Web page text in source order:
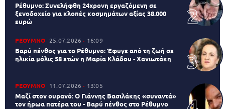
Ρέθυμνο: Συνελήφθη 24χρονη εργαζόμενη σε
ξενοδοχείο για κλοπές κοσμημάτων αξίας 38.000
ευρώ
ΡΕΘΥΜΝΟ 25.07.2026 16:09
Βαρύ πένθος για το Ρέθυμνο: Έφυγε από τη ζωή σε
ηλικία μόλις 58 ετών η Μαρία Κλάδου - Χανιωτάκη
ΡΕΘΥΜΝΟ 11.07.2026 13:05
Μαζί στον ουρανό: Ο Γιάννης Βασιλάκης «συναντά»
τον ήρωα πατέρα του - Βαρύ πένθος στο Ρέθυμνο